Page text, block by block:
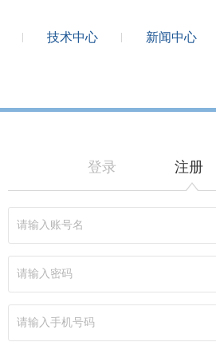
技术中心 新闻中心
登录 注册